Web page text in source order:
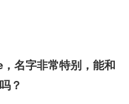
名字非常特别，能和
？